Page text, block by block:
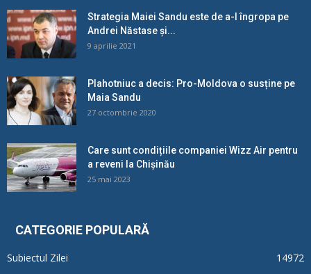
Strategia Maiei Sandu este de a-l îngropa pe
Andrei Năstase și...
9 aprilie 2021
Plahotniuc a decis: Pro-Moldova o susține pe
Maia Sandu
27 octombrie 2020
Care sunt condițiile companiei Wizz Air pentru
a reveni la Chișinău
25 mai 2023
CATEGORIE POPULARĂ
Subiectul Zilei
14972